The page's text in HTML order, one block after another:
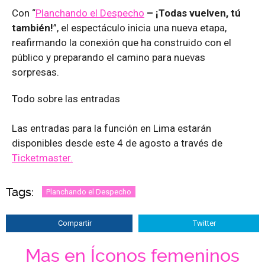
Con “Planchando el Despecho – ¡Todas vuelven, tú
también!”, el espectáculo inicia una nueva etapa,
reafirmando la conexión que ha construido con el
público y preparando el camino para nuevas
sorpresas.
Todo sobre las entradas
Las entradas para la función en Lima estarán
disponibles desde este 4 de agosto a través de
Ticketmaster.
Tags: Planchando el Despecho
Compartir Twitter
Mas en Íconos femeninos